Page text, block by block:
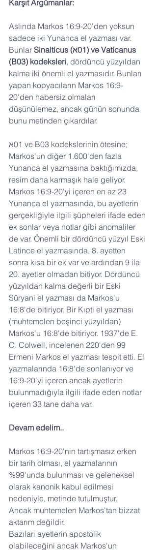
Karşıt Argümanlar:
Aslında Markos 16:9-20'den yoksun
sadece iki Yunanca el yazması var.
Bunlar Sinaiticus (ℵ01) ve Vaticanus
(B03) kodeksleri, dördüncü yüzyıldan
kalma iki önemli el yazmasıdır. Bunları
yapan kopyacıların Markos 16:9-
20'den habersiz olmaları
düşünülemez, ancak günün sonunda
bunu metinden çıkardılar.
ℵ01 ve B03 kodekslerinin ötesine;
Markos'un diğer 1.600'den fazla
Yunanca el yazmasına baktığımızda,
resim daha karmaşık hale geliyor.
Markos 16:9-20'yi içeren en az 23
Yunanca el yazmasında, bu ayetlerin
gerçekliğiyle ilgili şüpheleri ifade eden
ek sonlar veya notlar gibi anomaliler
de var. Önemli bir dördüncü yüzyıl Eski
Latince el yazmasında, 8. ayetten
sonra kısa bir ek var ve ardından 9 ila
20. ayetler olmadan bitiyor. Dördüncü
yüzyıldan kalma değerli bir Eski
Süryani el yazması da Markos'u
16:8'de bitiriyor. Bir Kıpti el yazması
(muhtemelen beşinci yüzyıldan)
Markos'u 16:8'de bitiriyor. 1937'de E.
C. Colwell, incelenen 220'den 99
Ermeni Markos el yazması tespit etti. El
yazmalarında 16:8'de sonlanıyor ve
16:9-20'yi içeren ancak ayetlerin
bulunmadığıyla ilgili ifade eden notlar
içeren 33 tane daha var.
Devam edelim..
Markos 16:9-20'nin tartışmasız erken
bir tarih olması, el yazmalarının
%99'unda bulunması ve geleneksel
olarak kanonik kabul edilmesi
nedeniyle, metinde tutulmuştur.
Ancak muhtemelen Markos'tan bizzat
aktarım değildir.
Bazıları ayetlerin apostolik
olabileceğini ancak Markos'un